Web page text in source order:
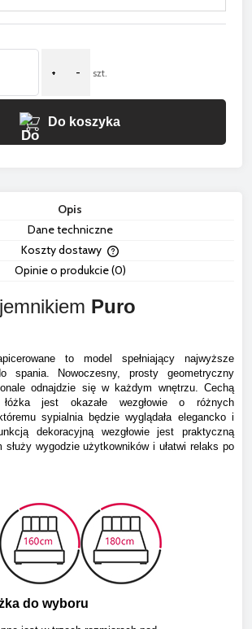
+ - szt.
Do koszyka
Opis
Dane techniczne
Koszty dostawy
Cena nie zawiera
Opinie o produkcie (0)
Puro
to model spełniający najwyższe
spania. Nowoczesny, prosty geometryczny
odnajdzie się w każdym wnętrzu. Cechą
łóżka jest okazałe wezgłowie o różnych
sypialnia będzie wyglądała elegancko i
dekoracyjną wezgłowie jest praktyczną
wygodzie użytkowników i ułatwi relaks po
do wyboru